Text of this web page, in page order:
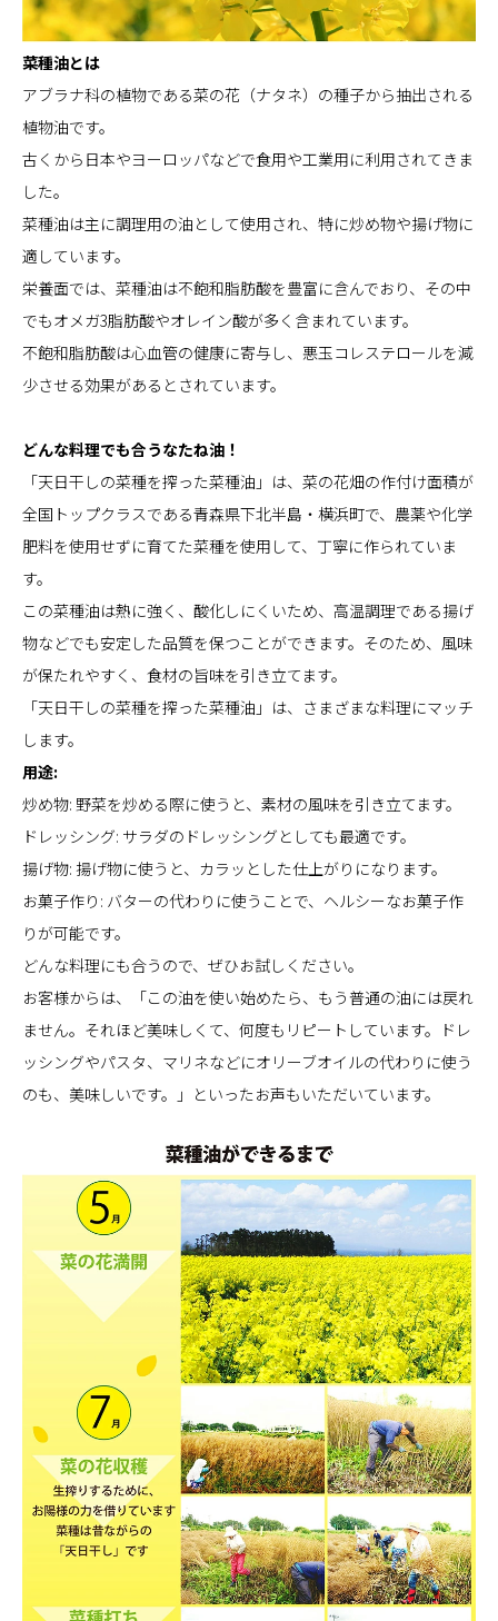
菜種油とは
アブラナ科の植物である菜の花（ナタネ）の種子から抽出される
植物油です。
古くから日本やヨーロッパなどで食用や工業用に利用されてきま
した。
菜種油は主に調理用の油として使用され、特に炒め物や揚げ物に
適しています。
栄養面では、菜種油は不飽和脂肪酸を豊富に含んでおり、その中
でもオメガ3脂肪酸やオレイン酸が多く含まれています。
不飽和脂肪酸は心血管の健康に寄与し、悪玉コレステロールを減
少させる効果があるとされています。
どんな料理でも合うなたね油！
「天日干しの菜種を搾った菜種油」は、菜の花畑の作付け面積が
全国トップクラスである青森県下北半島・横浜町で、農薬や化学
肥料を使用せずに育てた菜種を使用して、丁寧に作られていま
す。
この菜種油は熱に強く、酸化しにくいため、高温調理である揚げ
物などでも安定した品質を保つことができます。そのため、風味
が保たれやすく、食材の旨味を引き立てます。
「天日干しの菜種を搾った菜種油」は、さまざまな料理にマッチ
します。
用途:
炒め物: 野菜を炒める際に使うと、素材の風味を引き立てます。
ドレッシング: サラダのドレッシングとしても最適です。
揚げ物: 揚げ物に使うと、カラッとした仕上がりになります。
お菓子作り: バターの代わりに使うことで、ヘルシーなお菓子作
りが可能です。
どんな料理にも合うので、ぜひお試しください。
お客様からは、「この油を使い始めたら、もう普通の油には戻れ
ません。それほど美味しくて、何度もリピートしています。ドレ
ッシングやパスタ、マリネなどにオリーブオイルの代わりに使う
のも、美味しいです。」といったお声もいただいています。